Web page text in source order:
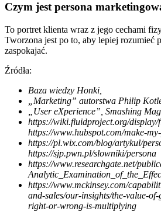
Czym jest persona
To portret klienta wraz z jego cechami
Tworzona jest po to, aby lepiej rozumieć
zaspokajać.
Źródła:
Baza wiedzy Honki,
„Marketing” autorstwa Philip
„User eXperience”, Smashing
https://wiki.fluidproject.org/display/
https://www.hubspot.com/make-
https://pl.wix.com/blog/artykul/
https://sjp.pwn.pl/slowniki/persona
https://www.researchgate.net/
https://www.mckinsey.com/
and-sales/our-insights/the-value-
right-or-wrong-is-multiplying